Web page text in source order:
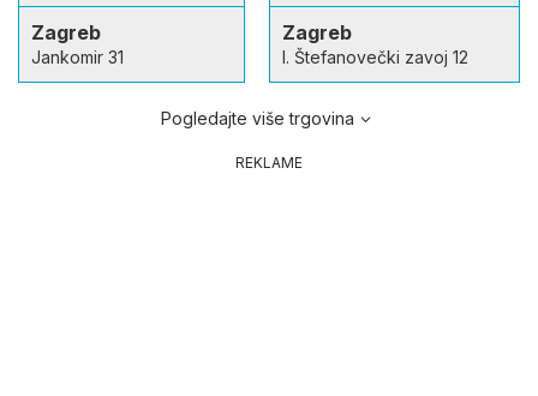
Zagreb
Jankomir 31
Zagreb
I. Štefanovečki zavoj 12
Pogledajte više trgovina
REKLAME